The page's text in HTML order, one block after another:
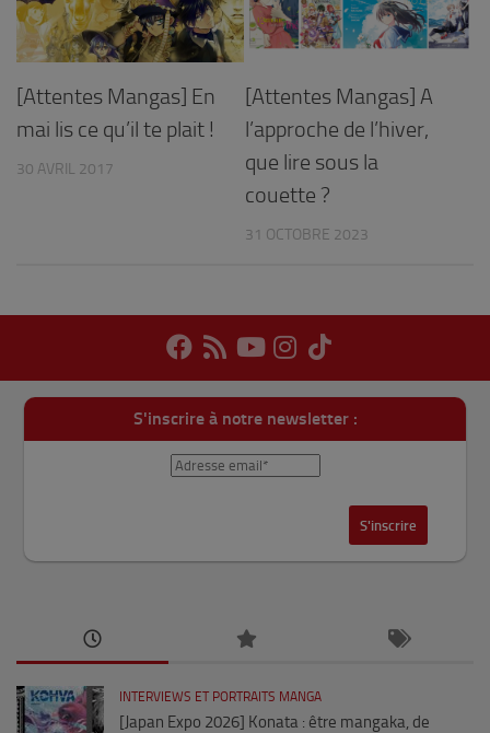
[Attentes Mangas] En
mai lis ce qu’il te plait !
30 AVRIL 2017
[Attentes Mangas] A
l’approche de l’hiver,
que lire sous la
couette ?
31 OCTOBRE 2023
S'inscrire à notre newsletter :
INTERVIEWS ET PORTRAITS MANGA
[Japan Expo 2026] Konata : être mangaka, de